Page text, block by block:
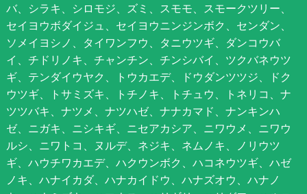
バ、シラキ、シロモジ、ズミ、スモモ、スモークツリー、
セイヨウボダイジュ、セイヨウニンジンボク、センダン、
ソメイヨシノ、タイワンフウ、タニウツギ、ダンコウバ
イ、チドリノキ、チャンチン、チンシバイ、ツクバネウツ
ギ、テンダイウヤク、トウカエデ、ドウダンツツジ、ドク
ウツギ、トサミズキ、トチノキ、トチュウ、トネリコ、ナ
ツツバキ、ナツメ、ナツハゼ、ナナカマド、ナンキンハ
ゼ、ニガキ、ニシキギ、ニセアカシア、ニワウメ、ニワウ
ルシ、ニワトコ、ヌルデ、ネジキ、ネムノキ、ノリウツ
ギ、ハウチワカエデ、ハクウンボク、ハコネウツギ、ハゼ
ノキ、ハナイカダ、ハナカイドウ、ハナズオウ、ハナノ